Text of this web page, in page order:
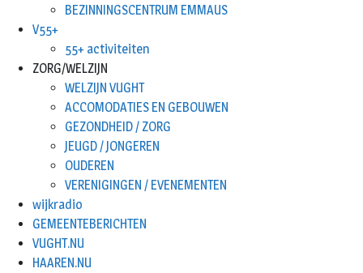
BEZINNINGSCENTRUM EMMAUS
V55+
55+ activiteiten
ZORG/WELZIJN
WELZIJN VUGHT
ACCOMODATIES EN GEBOUWEN
GEZONDHEID / ZORG
JEUGD / JONGEREN
OUDEREN
VERENIGINGEN / EVENEMENTEN
wijkradio
GEMEENTEBERICHTEN
VUGHT.NU
HAAREN.NU